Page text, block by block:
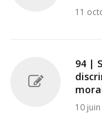
11
94 |
10